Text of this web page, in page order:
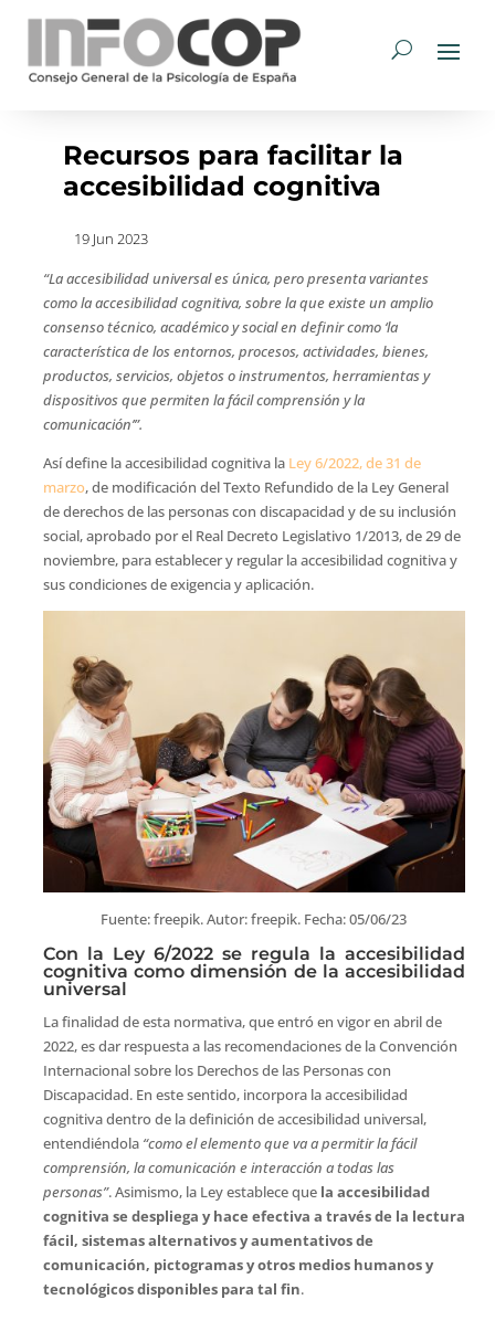
Recursos para facilitar la
accesibilidad cognitiva
19 Jun 2023
“La accesibilidad universal es única, pero presenta variantes
como la accesibilidad cognitiva, sobre la que existe un amplio
consenso técnico, académico y social en definir como ‘la
característica de los entornos, procesos, actividades, bienes,
productos, servicios, objetos o instrumentos, herramientas y
dispositivos que permiten la fácil comprensión y la
comunicación’”.
Así define la accesibilidad cognitiva la Ley 6/2022, de 31 de
marzo, de modificación del Texto Refundido de la Ley General
de derechos de las personas con discapacidad y de su inclusión
social, aprobado por el Real Decreto Legislativo 1/2013, de 29 de
noviembre, para establecer y regular la accesibilidad cognitiva y
sus condiciones de exigencia y aplicación.
Fuente: freepik. Autor: freepik. Fecha: 05/06/23
Con la Ley 6/2022 se regula la accesibilidad
cognitiva como dimensión de la accesibilidad
universal
La finalidad de esta normativa, que entró en vigor en abril de
2022, es dar respuesta a las recomendaciones de la Convención
Internacional sobre los Derechos de las Personas con
Discapacidad. En este sentido, incorpora la accesibilidad
cognitiva dentro de la definición de accesibilidad universal,
entendiéndola “como el elemento que va a permitir la fácil
comprensión, la comunicación e interacción a todas las
personas”. Asimismo, la Ley establece quela accesibilidad
cognitiva se despliega y hace efectiva a través de la lectura
fácil, sistemas alternativos y aumentativos de
comunicación, pictogramas y otros medios humanos y
tecnológicos disponibles para tal fin.